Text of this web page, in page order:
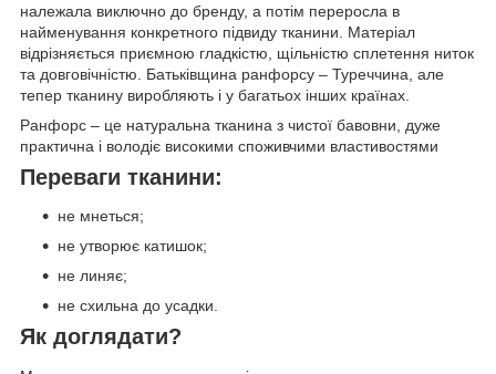
належала виключно до бренду, а потім переросла в
найменування конкретного підвиду тканини. Матеріал
відрізняється приємною гладкістю, щільністю сплетення ниток
та довговічністю. Батьківщина ранфорсу – Туреччина, але
тепер тканину виробляють і у багатьох інших країнах.
Ранфорс – це натуральна тканина з чистої бавовни, дуже
практична і володіє високими споживчими властивостями
Переваги тканини:
не мнеться;
не утворює катишок;
не линяє;
не схильна до усадки.
Як доглядати?